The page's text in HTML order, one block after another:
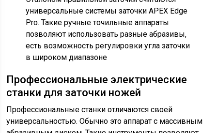
универсальные системы заточки APEX Edge
Pro. Такие ручные точильные аппараты
позволяют использовать разные абразивы,
есть возможность регулировки угла заточки
в широком диапазоне
Профессиональные электрические
станки для заточки ножей
Профессиональные станки отличаются своей
универсальностью. Обычно это аппарат с массивным